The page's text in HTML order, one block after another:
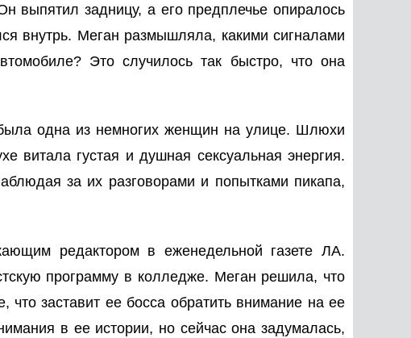
выпятил задницу, а его предплечье опиралось
внутрь. Меган размышляла, какими сигналами
Это случилось так быстро, что она
одна из немногих женщин на улице. Шлюхи
витала густая и душная сексуальная энергия.
за их разговорами и попытками пикапа,
редактором в еженедельной газете ЛА.
программу в колледже. Меган решила, что
что заставит ее босса обратить внимание на ее
в ее истории, но сейчас она задумалась,